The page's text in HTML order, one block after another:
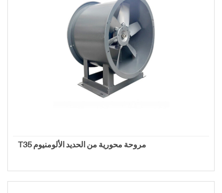
T35 مروحة محورية من الحديد الألومنيوم